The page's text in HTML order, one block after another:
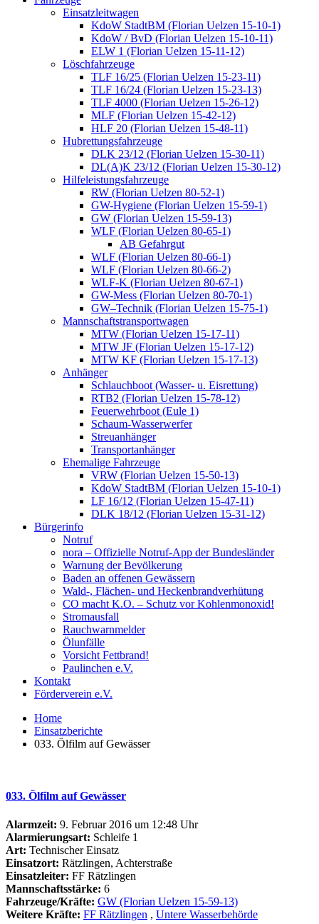
Einsatzleitwagen
KdoW StadtBM (Florian Uelzen 15-10-1)
KdoW / BvD (Florian Uelzen 15-10-11)
ELW 1 (Florian Uelzen 15-11-12)
Löschfahrzeuge
TLF 16/25 (Florian Uelzen 15-23-11)
TLF 16/24 (Florian Uelzen 15-23-13)
TLF 4000 (Florian Uelzen 15-26-12)
MLF (Florian Uelzen 15-42-12)
HLF 20 (Florian Uelzen 15-48-11)
Hubrettungsfahrzeuge
DLK 23/12 (Florian Uelzen 15-30-11)
DL(A)K 23/12 (Florian Uelzen 15-30-12)
Hilfeleistungsfahrzeuge
RW (Florian Uelzen 80-52-1)
GW-Hygiene (Florian Uelzen 15-59-1)
GW (Florian Uelzen 15-59-13)
WLF (Florian Uelzen 80-65-1)
AB Gefahrgut
WLF (Florian Uelzen 80-66-1)
WLF (Florian Uelzen 80-66-2)
WLF-K (Florian Uelzen 80-67-1)
GW-Mess (Florian Uelzen 80-70-1)
GW–Technik (Florian Uelzen 15-75-1)
Mannschaftstransportwagen
MTW (Florian Uelzen 15-17-11)
MTW JF (Florian Uelzen 15-17-12)
MTW KF (Florian Uelzen 15-17-13)
Anhänger
Schlauchboot (Wasser- u. Eisrettung)
RTB2 (Florian Uelzen 15-78-12)
Feuerwehrboot (Eule 1)
Schaum-Wasserwerfer
Streuanhänger
Transportanhänger
Ehemalige Fahrzeuge
VRW (Florian Uelzen 15-50-13)
KdoW StadtBM (Florian Uelzen 15-10-1)
LF 16/12 (Florian Uelzen 15-47-11)
DLK 18/12 (Florian Uelzen 15-31-12)
Bürgerinfo
Notruf
nora – Offizielle Notruf-App der Bundesländer
Warnung der Bevölkerung
Baden an offenen Gewässern
Wald-, Flächen- und Heckenbrandverhütung
CO macht K.O. – Schutz vor Kohlenmonoxid!
Stromausfall
Rauchwarnmelder
Ölunfälle
Vorsicht Fettbrand!
Paulinchen e.V.
Kontakt
Förderverein e.V.
Home
Einsatzberichte
033. Ölfilm auf Gewässer
033. Ölfilm auf Gewässer
Alarmzeit: 9. Februar 2016 um 12:48 Uhr
Alarmierungsart: Schleife 1
Art: Technischer Einsatz
Einsatzort: Rätzlingen, Achterstraße
Einsatzleiter: FF Rätzlingen
Mannschaftsstärke: 6
Fahrzeuge/Kräfte: GW (Florian Uelzen 15-59-13)
Weitere Kräfte: FF Rätzlingen , Untere Wasserbehörde